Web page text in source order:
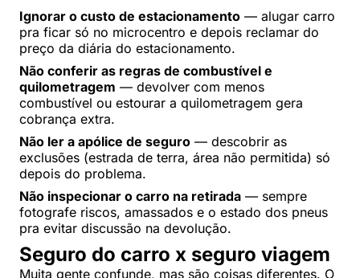
Ignorar o custo de estacionamento — alugar carro
pra ficar só no microcentro e depois reclamar do
preço da diária do estacionamento.
Não conferir as regras de combustível e
quilometragem — devolver com menos
combustível ou estourar a quilometragem gera
cobrança extra.
Não ler a apólice de seguro — descobrir as
exclusões (estrada de terra, área não permitida) só
depois do problema.
Não inspecionar o carro na retirada — sempre
fotografe riscos, amassados e o estado dos pneus
pra evitar discussão na devolução.
Seguro do carro x seguro viagem
Muita gente confunde, mas são coisas diferentes. O